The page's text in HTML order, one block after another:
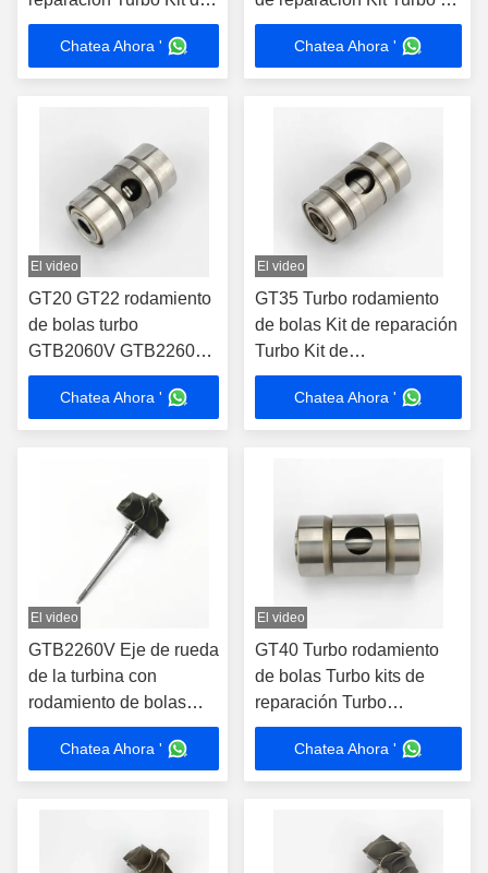
reconstrucción Turbo Kit
Chatea Ahora '
reconstrucción Kit
Chatea Ahora '
El video
GT20 GT22 rodamiento
de bolas turbo
GTB2060V GTB2260B
Cartucho de piezas
823237 8232375
794877 802774
Chatea Ahora '
El video
GT35 Turbo rodamiento
de bolas Kit de reparación
Turbo Kit de
reconstrucción Turbo Kit
TurboChatea Ahora '
El video
GTB2260V Eje de rueda
de la turbina con
rodamiento de bolas
para 794877-0004
794877-0006 777853-
0005 777853-0006
Chatea Ahora '
El video
GT40 Turbo rodamiento
de bolas Turbo kits de
reparación Turbo
reconstruir kits Turbo kits
Chatea Ahora '